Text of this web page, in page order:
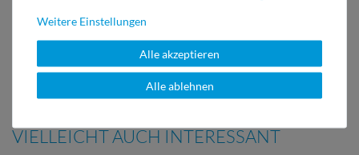
Bewertungen
Über 110 Gratis
Schnittmuster für Dich
VIELLEICHT AUCH INTERESSANT
Weitere Einstellungen
Alle akzeptieren
Alle ablehnen